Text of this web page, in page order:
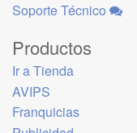
Soporte Técnico
Productos
Ir a Tienda
AVIPS
Franquicias